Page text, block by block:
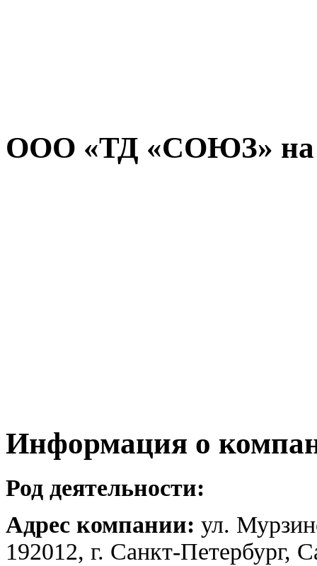
ООО «ТД «СОЮЗ» на
Информация о
Род деятельности:
Адрес компании: ул.
192012, г. Санкт-Петербург,